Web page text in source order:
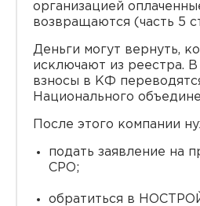
организацией
возвращаются (часть 5
Деньги могут вернуть,
исключают из реестра. В
взносы в КФ
Национального
После этого компании
подать заявление на
СРО;
обратиться в